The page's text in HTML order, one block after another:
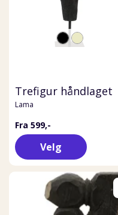
Trefigur håndlaget
Lama
Fra 599,-
Velg